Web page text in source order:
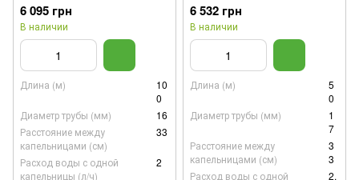
6 095 грн
В наличии
Длина (м)
10
0
Диаметр трубы (мм)
16
Расстояние между
капельницами (см)
33
Расход воды с одной
капельницы (л/ч)
2
6 532 грн
В наличии
Длина (м)
5
0
Диаметр трубы (мм)
1
7
Расстояние между
капельницами (см)
3
3
Расход воды с одной
2.